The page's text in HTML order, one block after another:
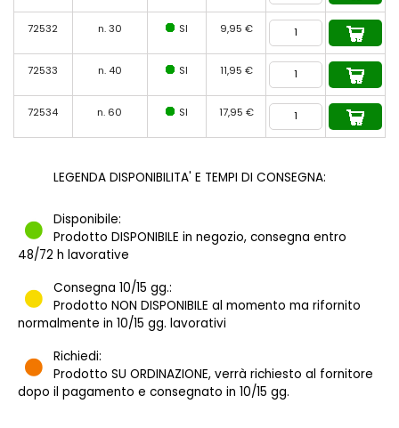
72532 n. 30 SI 9,95 €
72533 n. 40 SI 11,95 €
72534 n. 60 SI 17,95 €
LEGENDA DISPONIBILITA' E TEMPI DI CONSEGNA:
Disponibile:
Prodotto DISPONIBILE in negozio, consegna entro
48/72 h lavorative
Consegna 10/15 gg.:
Prodotto NON DISPONIBILE al momento ma rifornito
normalmente in 10/15 gg. lavorativi
Richiedi:
Prodotto SU ORDINAZIONE, verrà richiesto al fornitore
dopo il pagamento e consegnato in 10/15 gg.